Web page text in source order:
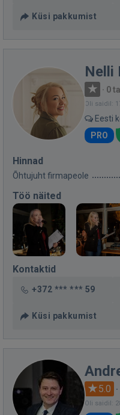
Küsi pakkumist
Nelli
· 0
Oli saidil:
Eesti
PRO
Hinnad
Õhtujuht firmapeole
Töö näited
Kontaktid
+372 *** *** 59
Küsi pakkumist
5.0 ·
Oli saidil: